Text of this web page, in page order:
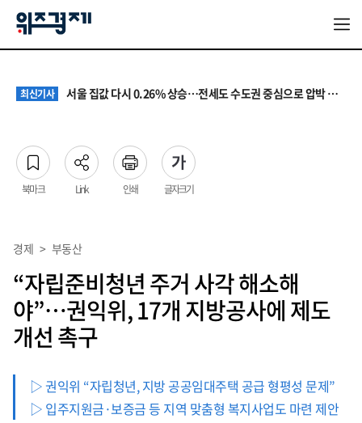
최신기사 서울 집값 다시 0.26% 상승…전세도 수도권 중심으로 압박 커져
최신기사 원·하청 교섭 갈등에 안전 지원 위축까지… 노란봉투법 불확실성 해법은
최신기사 청소년 혐오 표현, '처벌과 낙인'에서 '교양과 상식'으로
북마크 Link 인쇄 글자크기
경제 > 부동산
“자립준비청년 주거 사각 해소해
야”…권익위, 17개 지방공사에 제도
개선 촉구
▷ 권익위 “자립청년, 지방 공공임대주택 공급 형평성 문제”
▷ 입주지원금·보증금 등 지역 맞춤형 복지사업도 마련 제안